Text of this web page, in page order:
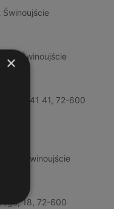
600 Świnoujście
41 41, 72-600
600 Świnoujście
18, 72-600
×